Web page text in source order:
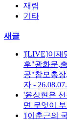
재림
기타
새글
'[LIVE]이재
후"광화문,
공"참모총
자 -
'윤상현은
면 무엇이
'[이춘근의